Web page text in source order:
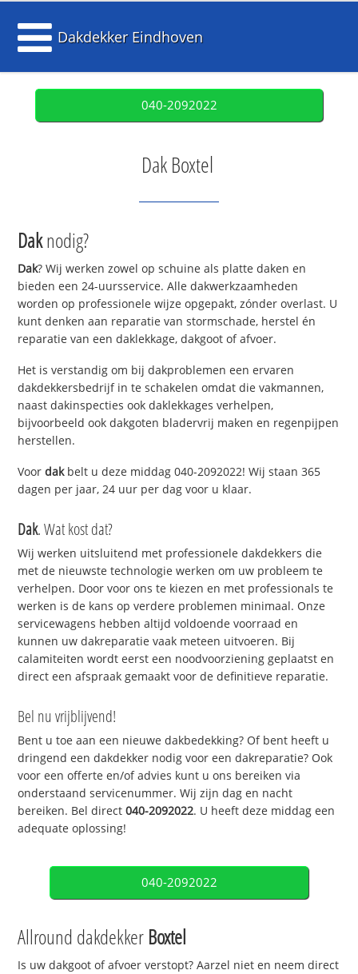
Dakdekker Eindhoven
040-2092022
Dak Boxtel
Daknodig?
Dak? Wij werken zowel op schuine als platte daken en
bieden een 24-uursservice. Alle dakwerkzaamheden
worden op professionele wijze opgepakt, zónder overlast. U
kunt denken aan reparatie van stormschade, herstel én
reparatie van een daklekkage, dakgoot of afvoer.
Het is verstandig om bij dakproblemen een ervaren
dakdekkersbedrijf in te schakelen omdat die vakmannen,
naast dakinspecties ook daklekkages verhelpen,
bijvoorbeeld ook dakgoten bladervrij maken en regenpijpen
herstellen.
Voordakbelt u deze middag 040-2092022! Wij staan 365
dagen per jaar, 24 uur per dag voor u klaar.
Dak. Wat kost dat?
Wij werken uitsluitend met professionele dakdekkers die
met de nieuwste technologie werken om uw probleem te
verhelpen. Door voor ons te kiezen en met professionals te
werken is de kans op verdere problemen minimaal. Onze
servicewagens hebben altijd voldoende voorraad en
kunnen uw dakreparatie vaak meteen uitvoeren. Bij
calamiteiten wordt eerst een noodvoorziening geplaatst en
direct een afspraak gemaakt voor de definitieve reparatie.
Bel nu vrijblijvend!
Bent u toe aan een nieuwe dakbedekking? Of bent heeft u
dringend een dakdekker nodig voor een dakreparatie? Ook
voor een offerte en/of advies kunt u ons bereiken via
onderstaand servicenummer. Wij zijn dag en nacht
bereiken. Bel direct040-2092022. U heeft deze middag een
adequate oplossing!
040-2092022
Allround dakdekker Boxtel
Is uw dakgoot of afvoer verstopt? Aarzel niet en neem direct